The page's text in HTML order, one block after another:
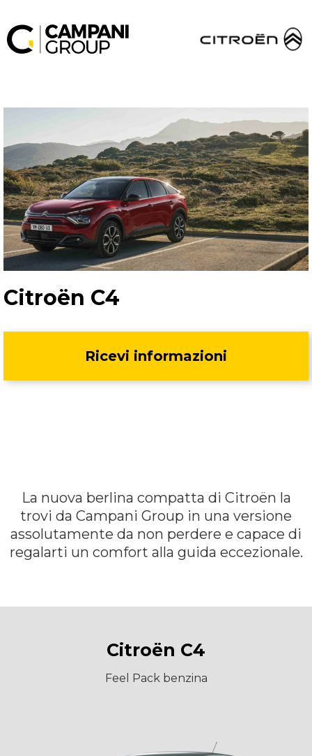
Citroën C4
Ricevi informazioni
La nuova berlina compatta di Citroën la
trovi da Campani Group in una versione
assolutamente da non perdere e capace di
regalarti un comfort alla guida eccezionale.
Citroën C4
Feel Pack benzina